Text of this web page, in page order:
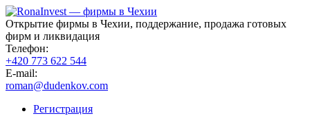
Открытие фирмы в Чехии, поддержание, продажа готовых
фирм и ликвидация
Телефон:
+420 773 622 544
E-mail:
roman@dudenkov.com
Регистрация